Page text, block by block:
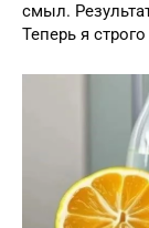
смыл.
Теперь я